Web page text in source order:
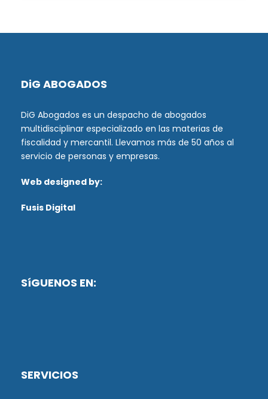
DiG ABOGADOS
DiG Abogados es un despacho de abogados
multidisciplinar especializado en las materias de
fiscalidad y mercantil. Llevamos más de 50 años al
servicio de personas y empresas.
Web designed by:
Fusis Digital
SíGUENOS EN:
SERVICIOS